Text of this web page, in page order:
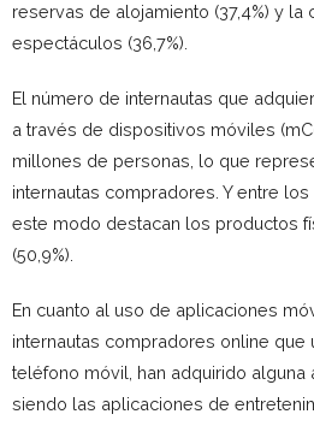
reservas de alojamiento (37,4%) y la
espectáculos (36,7%).
El número de internautas que
a través de dispositivos móviles
millones de personas, lo que
internautas compradores. Y entre
este modo destacan los productos
(50,9%).
En cuanto al uso de aplicaciones
internautas compradores online que
teléfono móvil, han adquirido alguna
siendo las aplicaciones de